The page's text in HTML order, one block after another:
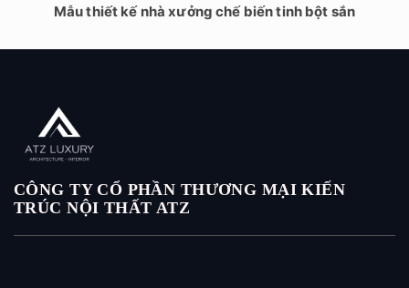
Mẫu thiết kế nhà xưởng chế biến tinh bột sắn
CÔNG TY CỔ PHẦN THƯƠNG MẠI KIẾN
TRÚC NỘI THẤT ATZ